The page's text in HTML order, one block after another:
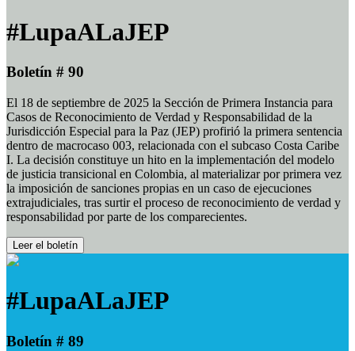
#LupaALaJEP
Boletín # 90
El 18 de septiembre de 2025 la Sección de Primera Instancia para
Casos de Reconocimiento de Verdad y Responsabilidad de la
Jurisdicción Especial para la Paz (JEP) profirió la primera sentencia
dentro de macrocaso 003, relacionada con el subcaso Costa Caribe
I. La decisión constituye un hito en la implementación del modelo
de justicia transicional en Colombia, al materializar por primera vez
la imposición de sanciones propias en un caso de ejecuciones
extrajudiciales, tras surtir el proceso de reconocimiento de verdad y
responsabilidad por parte de los comparecientes.
Leer el boletín
#LupaALaJEP
Boletín # 89